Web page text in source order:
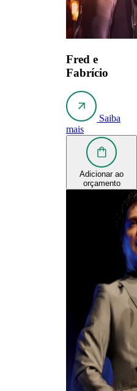
Fred e
Fabrício
Saiba
mais
Adicionar ao
orçamento